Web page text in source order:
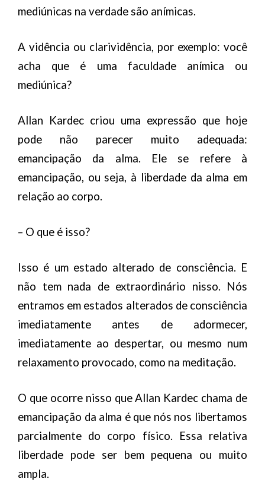
mediúnicas na verdade são anímicas.
A vidência ou clarividência, por exemplo: você
acha que é uma faculdade anímica ou
mediúnica?
Allan Kardec criou uma expressão que hoje
pode não parecer muito adequada:
emancipação da alma. Ele se refere à
emancipação, ou seja, à liberdade da alma em
relação ao corpo.
– O que é isso?
Isso é um estado alterado de consciência. E
não tem nada de extraordinário nisso. Nós
entramos em estados alterados de consciência
imediatamente antes de adormecer,
imediatamente ao despertar, ou mesmo num
relaxamento provocado, como na meditação.
O que ocorre nisso que Allan Kardec chama de
emancipação da alma é que nós nos libertamos
parcialmente do corpo físico. Essa relativa
liberdade pode ser bem pequena ou muito
ampla.